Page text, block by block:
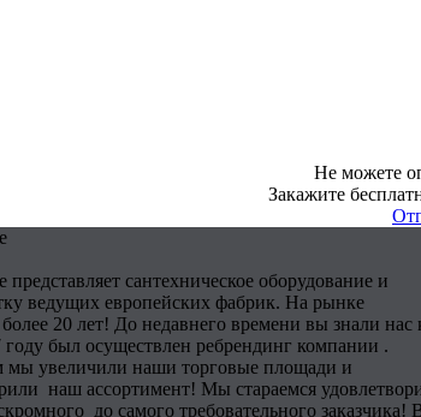
Не можете
Закажите
сантехническое оборудование и
ведущих европейских фабрик. На рынке
20 лет! До недавнего времени вы знали нас
был осуществлен ребрендинг компании .
мы увеличили наши торговые площади и
наш ассортимент! Мы стараемся
до самого требовательного заказчика!